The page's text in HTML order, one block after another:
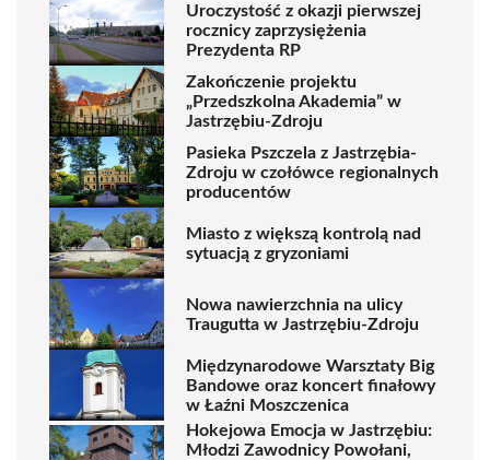
Uroczystość z okazji pierwszej
rocznicy zaprzysiężenia
Prezydenta RP
Zakończenie projektu
„Przedszkolna Akademia” w
Jastrzębiu-Zdroju
Pasieka Pszczela z Jastrzębia-
Zdroju w czołówce regionalnych
producentów
Miasto z większą kontrolą nad
sytuacją z gryzoniami
Nowa nawierzchnia na ulicy
Traugutta w Jastrzębiu-Zdroju
Międzynarodowe Warsztaty Big
Bandowe oraz koncert finałowy
w Łaźni Moszczenica
Hokejowa Emocja w Jastrzębiu:
Młodzi Zawodnicy Powołani,